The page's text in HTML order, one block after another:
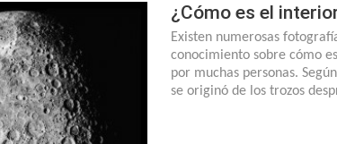
¿Cómo es el
Existen numerosas
conocimiento sobre cómo
por muchas personas.
se originó de los trozos